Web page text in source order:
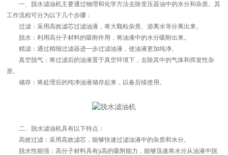
一、脱水滤油机主要通过物理和化学方法去除变压器油中的水分和杂质。其
工作流程可分为以下几个步骤：
过滤：采用高效滤芯过滤油液，将大颗粒杂质、游离水等分离出来。
脱水：利用高分子材料的吸附作用，将油液中的水分吸附出来。
精滤：通过精细过滤器进一步过滤油液，使油液更加纯净。
真空脱气：将过滤后的油液置于真空环境下，去除其中的气体和挥发性杂
质。
储存：将处理后的纯净油液储存起来，以备后续使用。
二、脱水滤油机具有以下特点：
高效过滤：采用高效滤芯，能够快速过滤油液中的杂质和水分。
脱水性能强：高分子材料具有ji高的吸附能力，能够迅速将水分从油液中脱